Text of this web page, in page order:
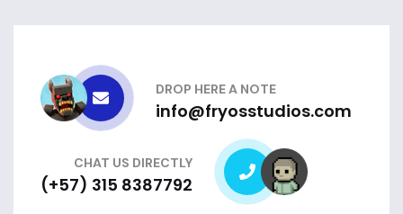
DROP HERE A NOTE
info@fryosstudios.com
CHAT US DIRECTLY
(+57) 315 8387792